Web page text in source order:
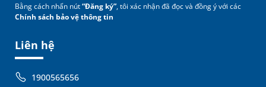
Liên hệ
1900565656
Bằng cách nhấn nút“Đăng ký”, tôi xác nhận đã đọc và đồng ý với các
Chính sách bảo vệ thông tin